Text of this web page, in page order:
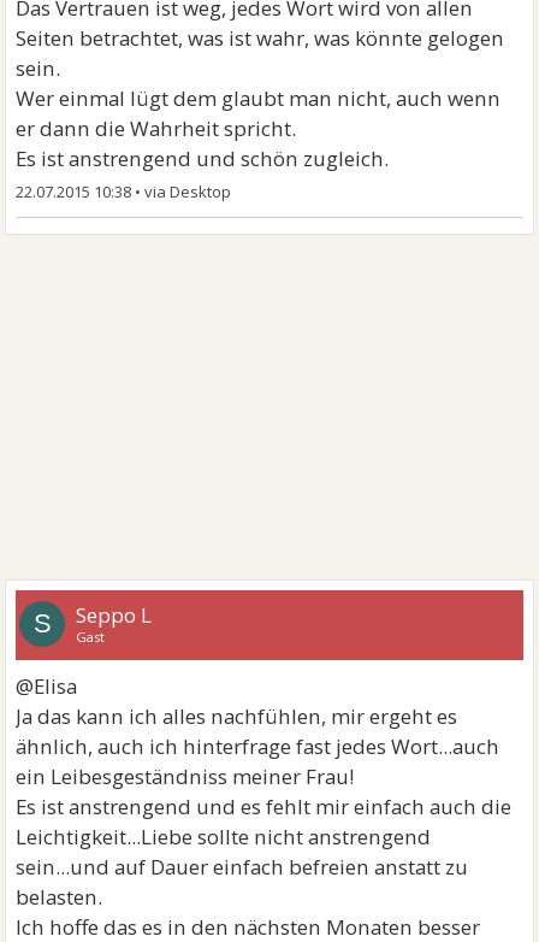
Das Vertrauen ist weg, jedes Wort wird von allen
Seiten betrachtet, was ist wahr, was könnte gelogen
sein.
Wer einmal lügt dem glaubt man nicht, auch wenn
er dann die Wahrheit spricht.
Es ist anstrengend und schön zugleich.
22.07.2015 10:38 •
S Seppo L
Gast
@Elisa
Ja das kann ich alles nachfühlen, mir ergeht es
ähnlich, auch ich hinterfrage fast jedes Wort...auch
ein Leibesgeständniss meiner Frau!
Es ist anstrengend und es fehlt mir einfach auch die
Leichtigkeit...Liebe sollte nicht anstrengend
sein...und auf Dauer einfach befreien anstatt zu
belasten.
Ich hoffe das es in den nächsten Monaten besser